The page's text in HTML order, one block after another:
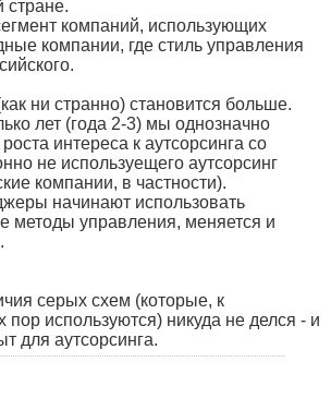
стране.
компаний, использующих
компании, где стиль управления
ни странно) становится больше.
лет (года 2-3) мы однозначно
интереса к аутсорсинга со
не используещего аутсорсинг
компании, в частности).
начинают использовать
методы управления, меняется и
серых схем (которые, к
используются) никуда не делся - и
для аутсорсинга.